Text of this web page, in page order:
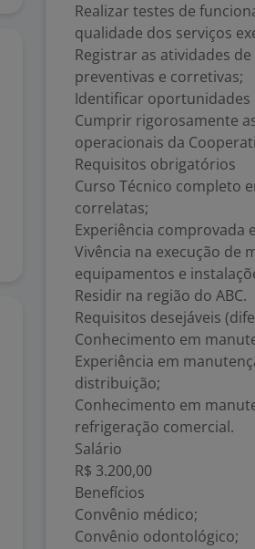
Realizar testes de
qualidade dos serviços
Registrar as atividades
preventivas e corretivas;
Identificar oportunidades
Cumprir rigorosamente
operacionais da
Requisitos obrigatórios
Curso Técnico completo
correlatas;
Experiência comprovada
Vivência na execução de
equipamentos e
Residir na região do ABC.
Requisitos desejáveis
Conhecimento em
Experiência em
distribuição;
Conhecimento em
refrigeração comercial.
Salário
R$ 3.200,00
Benefícios
Convênio médico;
Convênio odontológico;